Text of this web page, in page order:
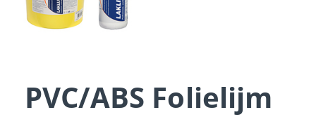
PVC/ABS Folielijm